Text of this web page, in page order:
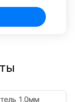
1.0мм